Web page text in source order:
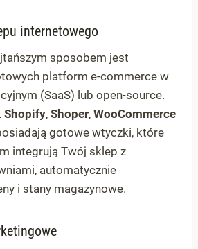
internetowego
sposobem jest
platform e-commerce w
(SaaS) lub open-source.
Shopify, Shoper, WooCommerce
gotowe wtyczki, które
integrują Twój sklep z
automatycznie
i stany magazynowe.